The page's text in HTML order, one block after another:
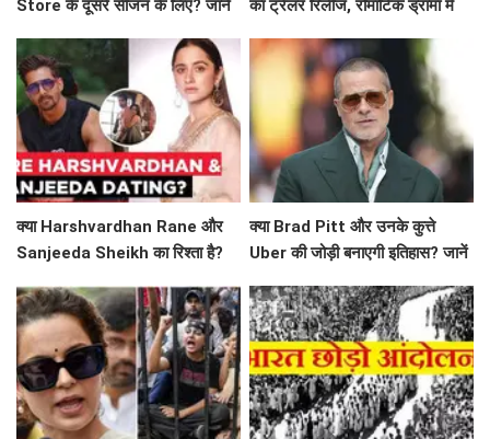
Store के दूसरे सीजन के लिए? जानें
का ट्रेलर रिलीज, रोमांटिक ड्रामा में
क्या Harshvardhan Rane और
Sanjeeda Sheikh का रिश्ता है?
क्या Brad Pitt और उनके कुत्ते
Uber की जोड़ी बनाएगी इतिहास? जानें